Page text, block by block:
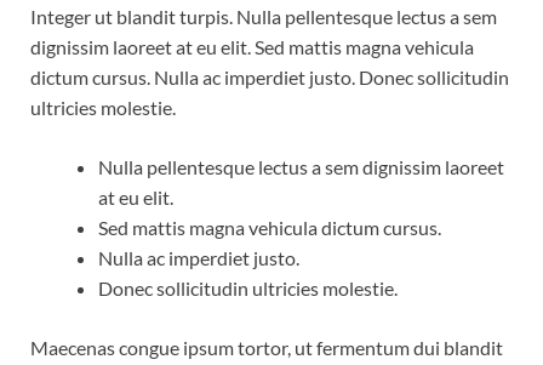
Integer ut blandit turpis. Nulla pellentesque lectus a sem
dignissim laoreet at eu elit. Sed mattis magna vehicula
dictum cursus. Nulla ac imperdiet justo. Donec sollicitudin
ultricies molestie.
Nulla pellentesque lectus a sem dignissim laoreet
at eu elit.
Sed mattis magna vehicula dictum cursus.
Nulla ac imperdiet justo.
Donec sollicitudin ultricies molestie.
Maecenas congue ipsum tortor, ut fermentum dui blandit